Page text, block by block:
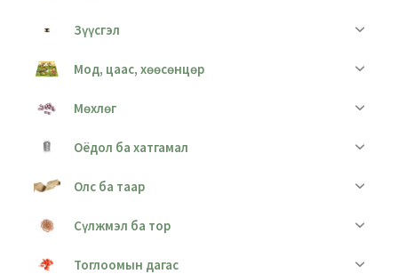
Зүүсгэл
Мод, цаас, хөөсөнцөр
Мөхлөг
Оёдол ба хатгамал
Олс ба таар
Сүлжмэл ба тор
Тоглоомын дагас